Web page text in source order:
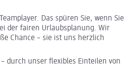
Das spüren Sie, wenn Sie
der fairen Urlaubsplanung. Wir
Chance – sie ist uns herzlich
durch unser flexibles Einteilen von